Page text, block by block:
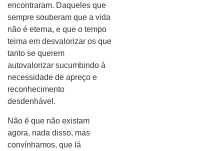
encontraram. Daqueles que
sempre souberam que a vida
não é eterna, e que o tempo
teima em desvalorizar os que
tanto se querem
autovalorizar sucumbindo à
necessidade de apreço e
reconhecimento
desdenhável.
Não é que não existam
agora, nada disso, mas
convínhamos, que lá